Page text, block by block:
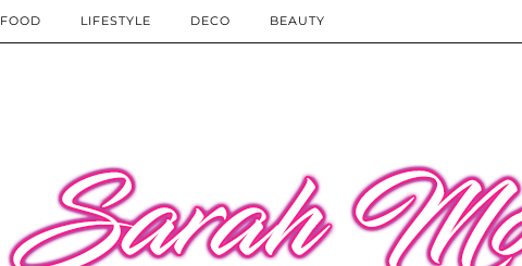
FOOD LIFESTYLE DECO BEAUTY